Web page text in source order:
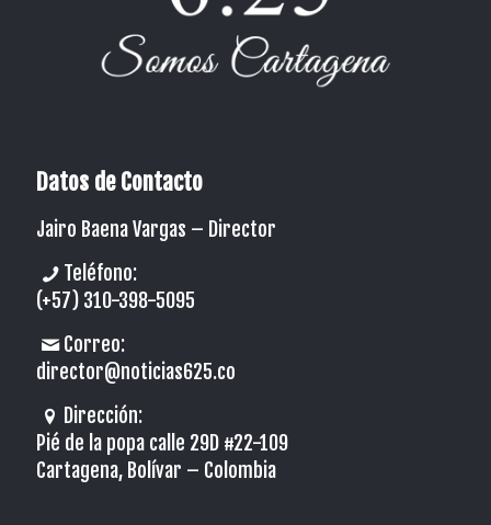
Datos de Contacto
Jairo Baena Vargas – Director
Teléfono:
(+57) 310-398-5095
Correo:
director@noticias625.co
Dirección:
Pié de la popa calle 29D #22-109
Cartagena, Bolívar – Colombia